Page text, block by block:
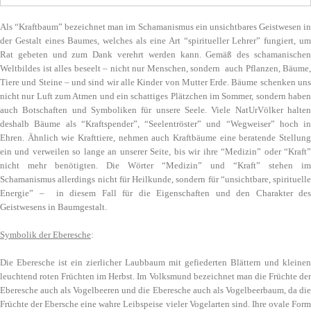
Als “Kraftbaum” bezeichnet man im Schamanismus ein unsichtbares Geistwesen in
der Gestalt eines Baumes, welches als eine Art “spiritueller Lehrer” fungiert, um
Rat gebeten und zum Dank verehrt werden kann. Gemäß des schamanischen
Weltbildes ist alles beseelt – nicht nur Menschen, sondern auch Pflanzen, Bäume,
Tiere und Steine – und sind wir alle Kinder von Mutter Erde. Bäume schenken uns
nicht nur Luft zum Atmen und ein schattiges Plätzchen im Sommer, sondern haben
auch Botschaften und Symboliken für unsere Seele. Viele NatUrVölker halten
deshalb Bäume als “Kraftspender”, “Seelentröster” und “Wegweiser” hoch in
Ehren. Ähnlich wie Krafttiere, nehmen auch Kraftbäume eine beratende Stellung
ein und verweilen so lange an unserer Seite, bis wir ihre “Medizin” oder “Kraft”
nicht mehr benötigten. Die Wörter “Medizin” und “Kraft” stehen im
Schamanismus allerdings nicht für Heilkunde, sondern für “unsichtbare, spirituelle
Energie” – in diesem Fall für die Eigenschaften und den Charakter des
Geistwesens in Baumgestalt.
Symbolik der Eberesche:
Die Eberesche ist ein zierlicher Laubbaum mit gefiederten Blättern und kleinen
leuchtend roten Früchten im Herbst. Im Volksmund bezeichnet man die Früchte der
Eberesche auch als Vogelbeeren und die Eberesche auch als Vogelbeerbaum, da die
Früchte der Ebersche eine wahre Leibspeise vieler Vogelarten sind. Ihre ovale Form